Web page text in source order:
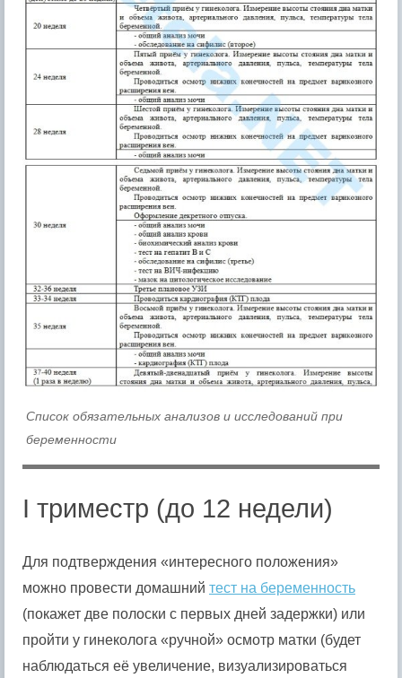
Список обязательных анализов и исследований при
беременности
I триместр (до 12 недели)
Для подтверждения «интересного положения»
можно провести домашний тест на беременность
(покажет две полоски с первых дней задержки) или
пройти у гинеколога «ручной» осмотр матки (будет
наблюдаться её увеличение, визуализироваться